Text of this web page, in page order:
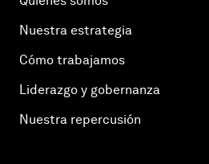
Nuestra estrategia
Cómo trabajamos
Liderazgo y gobernanza
Nuestra repercusión